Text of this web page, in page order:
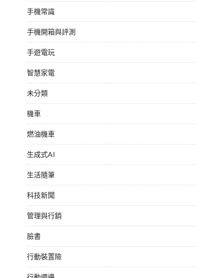
手機常識
手機開箱與評測
手遊電玩
智慧家電
未分類
機車
燃油機車
生成式AI
生活隨筆
科技新聞
管理與行銷
臉書
行動裝置險